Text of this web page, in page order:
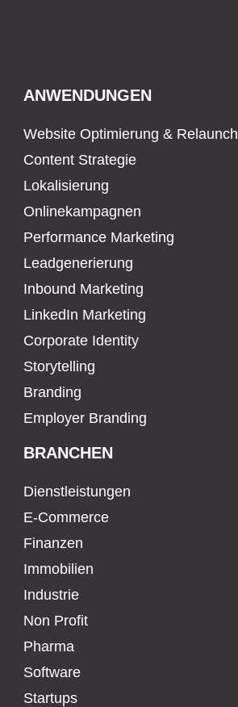
ANWENDUNGEN
Website Optimierung & Relaunch
Content Strategie
Lokalisierung
Onlinekampagnen
Performance Marketing
Leadgenerierung
Inbound Marketing
LinkedIn Marketing
Corporate Identity
Storytelling
Branding
Employer Branding
BRANCHEN
Dienstleistungen
E-Commerce
Finanzen
Immobilien
Industrie
Non Profit
Pharma
Software
Startups